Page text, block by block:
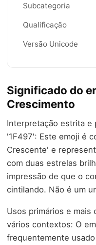
Subcategoria
Qualificação
Versão Unicode
Significado do
Crescimento
Interpretação estrita e
'1F497': Este emoji é
Crescente' e
com duas estrelas
impressão de que o
cintilando. Não é um
Usos primários e mais
vários contextos: O
frequentemente